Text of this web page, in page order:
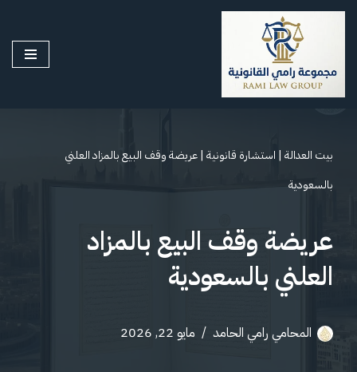
إلى
بيت العدالة | استشارة قانونية |عريضة وقف البيع بالمزاد العلني
بالسعودية
عريضة وقف البيع بالمزاد
العلني بالسعودية
المحامي رامي الحامد مايو 22, 2026